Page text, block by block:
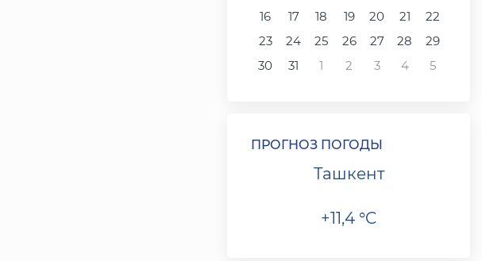
16
17 18 19 20 21
22
23
24 25 26 27 28
29
30
31 1 2 3 4 5
ПРОГНОЗ ПОГОДЫ
Ташкент
+11,4 °C